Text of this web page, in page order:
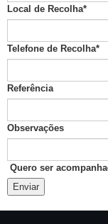
Local de Recolha*
Telefone de Recolha*
Referência
Observações
Quero ser
Enviar